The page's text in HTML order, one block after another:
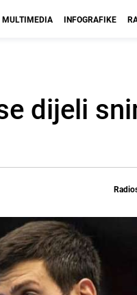
MULTIMEDIA INFOGRAFIKE
dijeli